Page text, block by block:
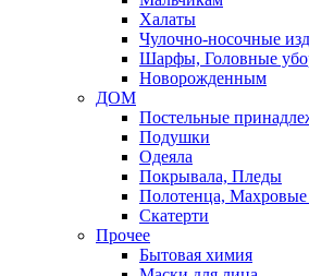
Халаты
Чулочно-носочные
Шарфы, Головные
Новорожденным
ДОМ
Постельные
Подушки
Одеяла
Покрывала, Пледы
Полотенца,
Скатерти
Прочее
Бытовая химия